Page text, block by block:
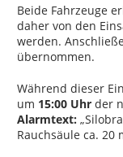
Beide Fahrzeuge
daher von den
werden.
übernommen.
Während dieser
um 15:00 Uhr der
Alarmtext:
Rauchsäule ca. 20